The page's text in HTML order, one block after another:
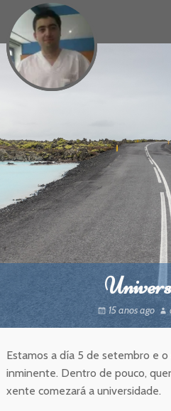
content
15 anos ago
Estamos a día 5 de setembro e
inminente. Dentro de pouco,
xente comezará a universidade.